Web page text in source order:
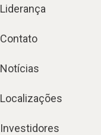
Liderança
Contato
Notícias
Localizações
Investidores